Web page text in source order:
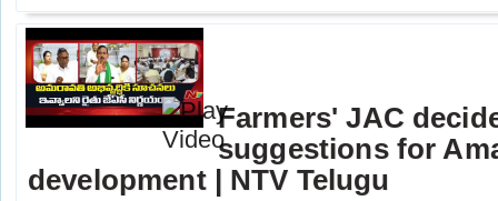
Farmers' JAC
suggestions for
development | NTV Telugu